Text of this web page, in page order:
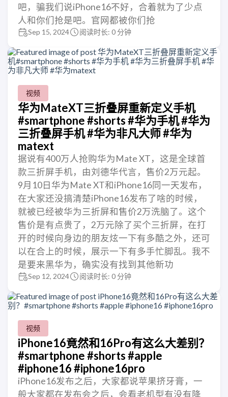
吧，骗我们说iPhone16不好，合着就为了少点
人和你们抢是吧。官网都被你们抢
Sep 15, 2024 阅读时长: 0 分钟
视频
华为MateXT三折叠屏重新定义手机
#smartphone #shorts #华为手机 #华为
三折叠屏手机 #华为非凡大师 #华为
matext
据说有400万人抢购华为Mate XT，这是全球首
款三折屏手机，由刘德华代言，售价2万元起。
9月10日华为Mate XT和iPhone16同一天发布，
在大家还没搞清楚iPhone16发布了啥的时候，
就被已经被华为三折屏和售价2万洗脑了。这个
售价是有点贵了，2万元除了买个三折屏，在打
开的时候向身边的朋友炫一下有多酷之外，还可
以在合上的时候，展示一下有多手忙脚乱。我不
是要来黑华为，确实没有找到其他新功
Sep 12, 2024 阅读时长: 0 分钟
视频
iPhone16竟然和16Pro有这么大差别？
#smartphone #shorts #apple
#iphone16 #iphone16pro
iPhone16发布之后，大家都说苹果挤牙膏，一
般大家都在发布会之后，会看老机型有没有降